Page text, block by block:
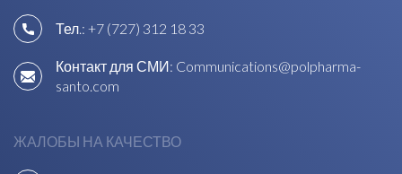
Тел.: +7 (727) 312 18 33
Контакт для СМИ: Communications@polpharma-
santo.com
ЖАЛОБЫ НА КАЧЕСТВО